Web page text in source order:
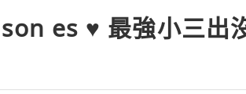
es ♥ 最強小三出